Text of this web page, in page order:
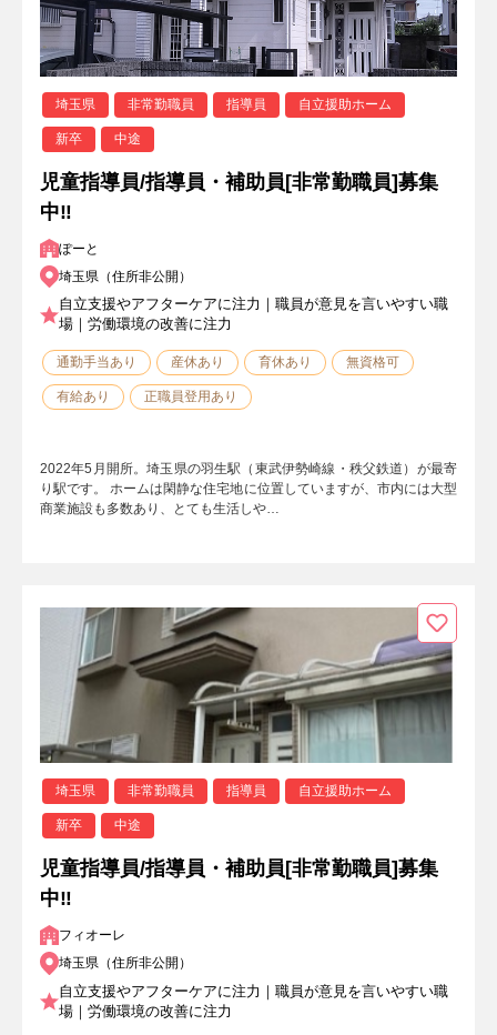
埼玉県 非常勤職員 指導員 自立援助ホーム
新卒 中途
児童指導員/指導員・補助員[非常勤職員]募集
中‼
ぽーと
埼玉県（住所非公開）
自立支援やアフターケアに注力｜職員が意見を言いやすい職
場｜労働環境の改善に注力
通勤手当あり 産休あり 育休あり 無資格可
有給あり 正職員登用あり
2022年5月開所。埼玉県の羽生駅（東武伊勢崎線・秩父鉄道）が最寄
り駅です。 ホームは閑静な住宅地に位置していますが、市内には大型
商業施設も多数あり、とても生活しや…
埼玉県 非常勤職員 指導員 自立援助ホーム
新卒 中途
児童指導員/指導員・補助員[非常勤職員]募集
中‼
フィオーレ
埼玉県（住所非公開）
自立支援やアフターケアに注力｜職員が意見を言いやすい職
場｜労働環境の改善に注力